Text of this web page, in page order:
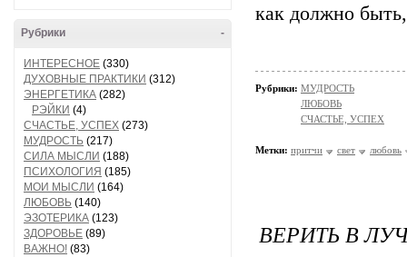
-
Рубрики
ИНТЕРЕСНОЕ (330)
ДУХОВНЫЕ ПРАКТИКИ (312)
ЭНЕРГЕТИКА (282)
РЭЙКИ (4)
СЧАСТЬЕ, УСПЕХ (273)
МУДРОСТЬ (217)
СИЛА МЫСЛИ (188)
ПСИХОЛОГИЯ (185)
МОИ МЫСЛИ (164)
ЛЮБОВЬ (140)
ЭЗОТЕРИКА (123)
ЗДОРОВЬЕ (89)
ВАЖНО! (83)
как должно
Рубрики: МУДРОСТЬ
ЛЮБОВЬ
СЧАСТЬЕ, УСПЕХ
Метки: притчи свет любовь
ВЕРИТЬ В